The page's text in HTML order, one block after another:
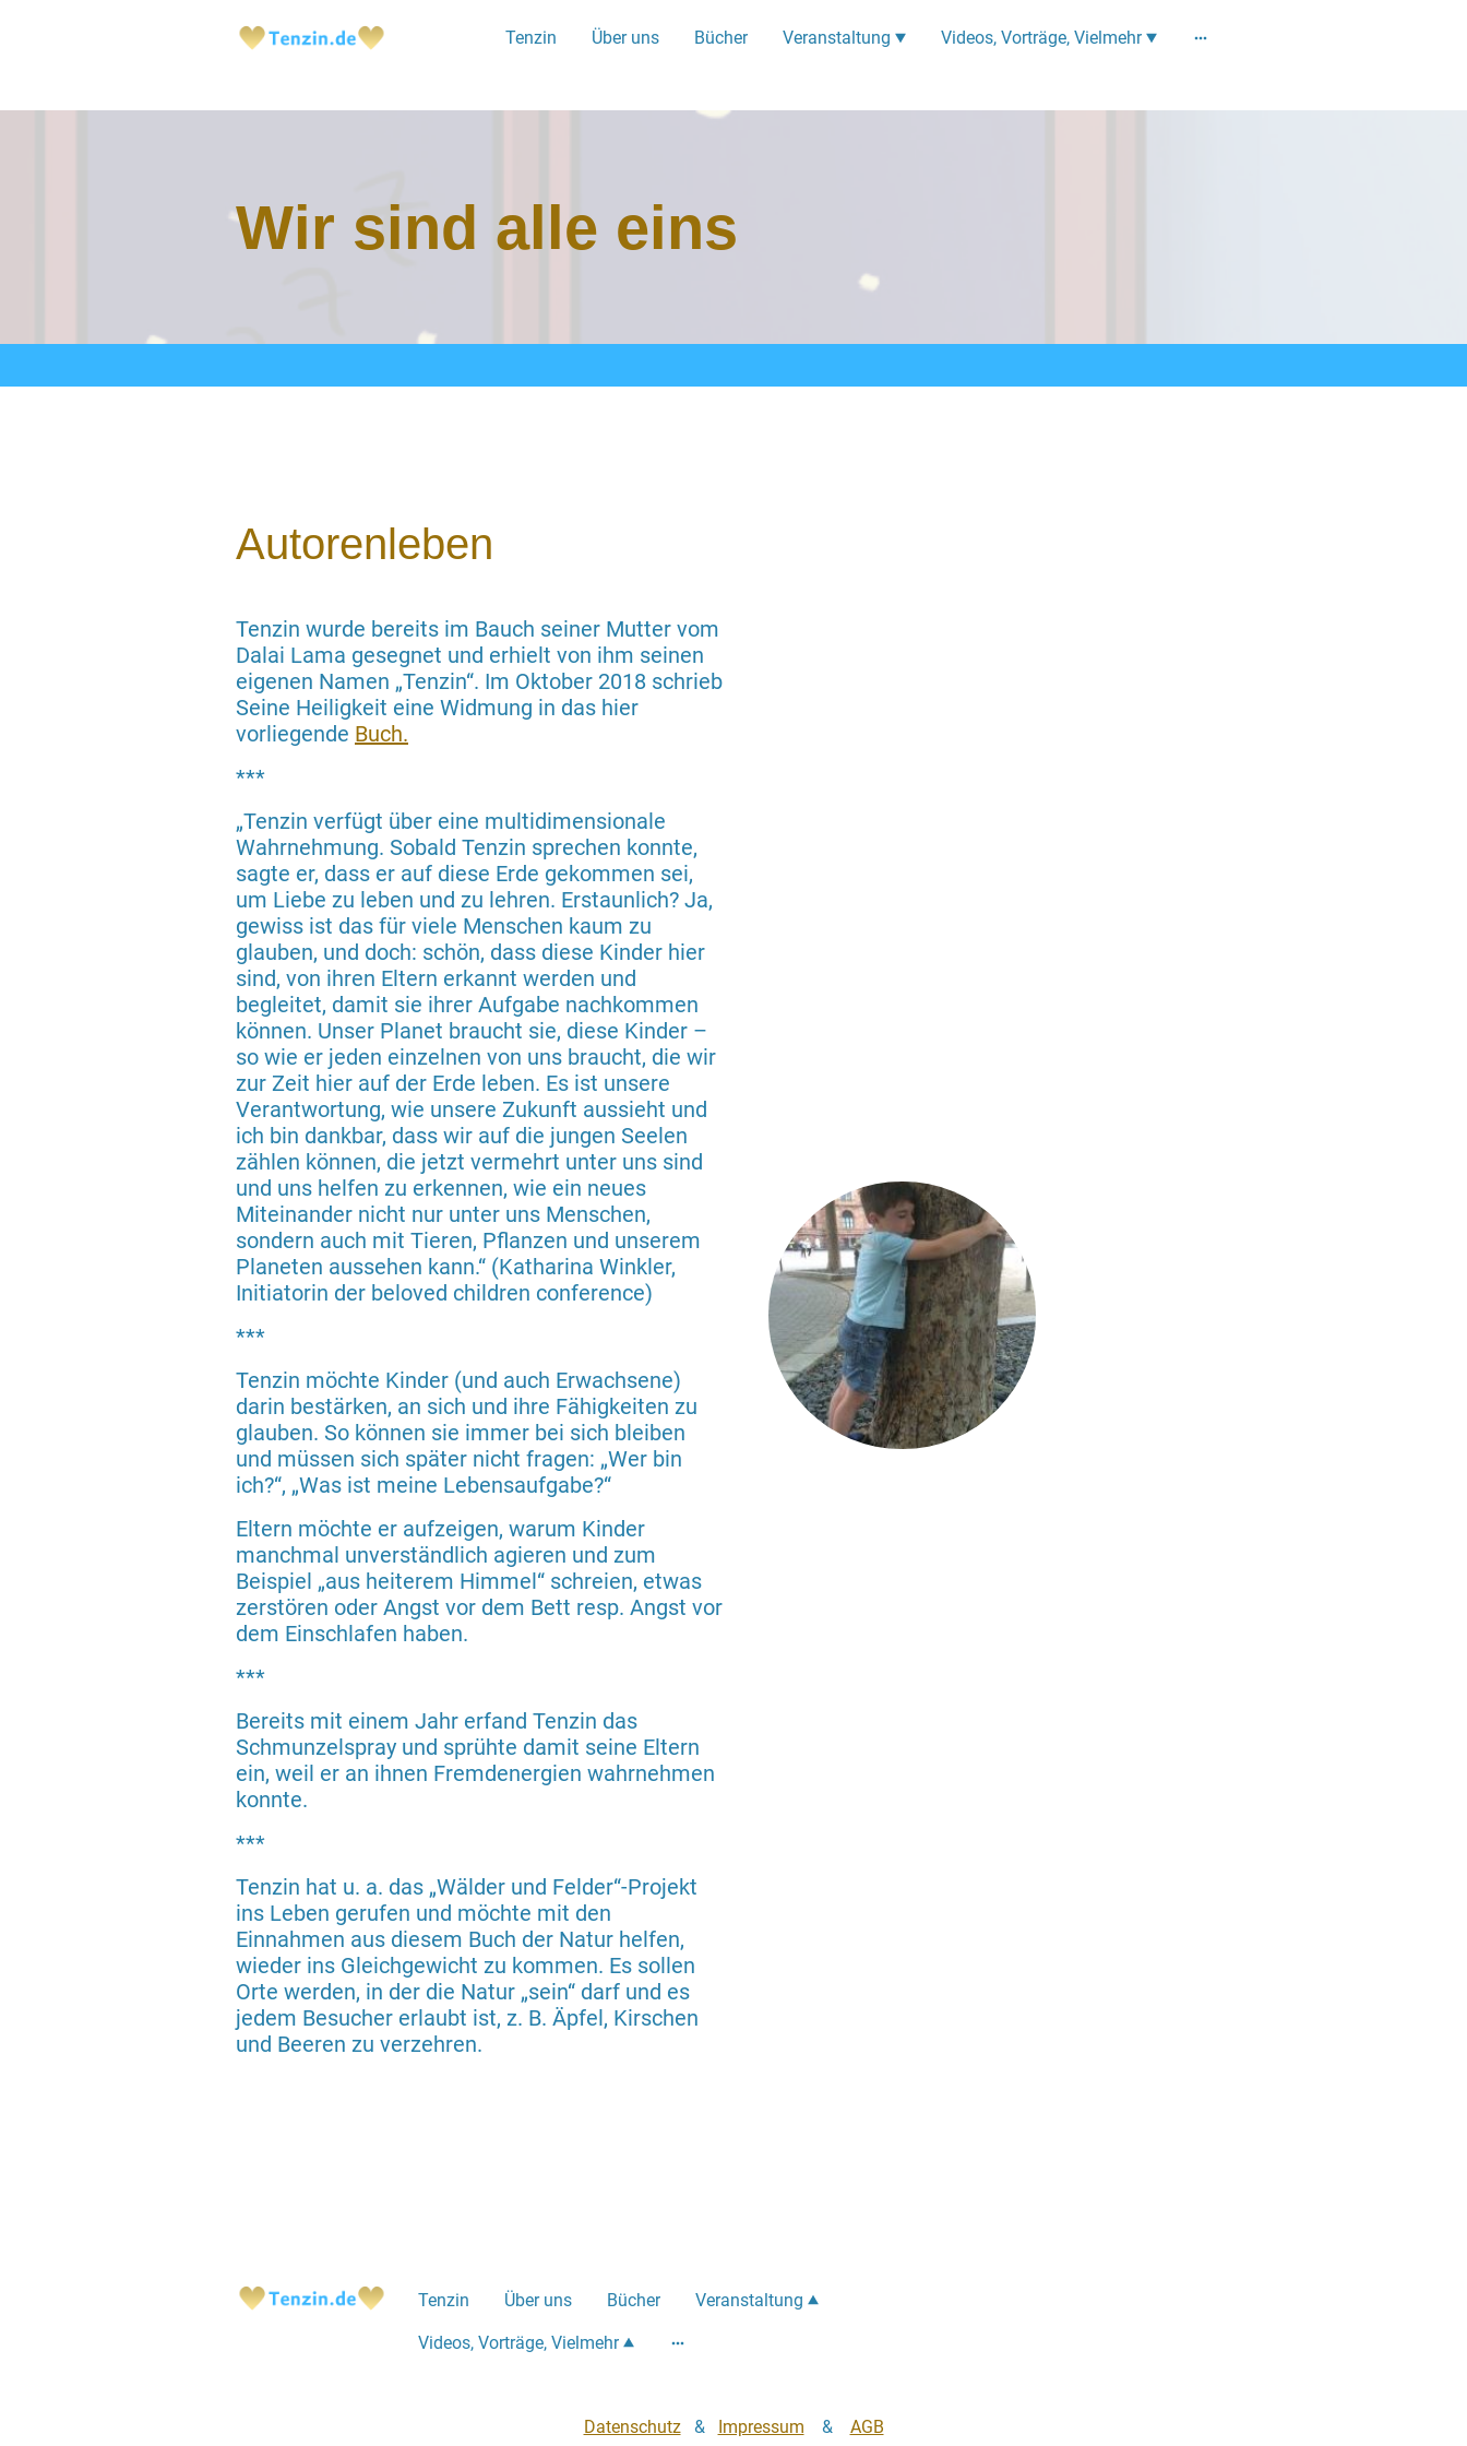
Tenzin Über uns Bücher Veranstaltung Videos, Vorträge, Vielmehr
Wir sind alle eins
Autorenleben
Tenzin wurde bereits im Bauch seiner Mutter vom
Dalai Lama gesegnet und erhielt von ihm seinen
eigenen Namen „Tenzin“. Im Oktober 2018 schrieb
Seine Heiligkeit eine Widmung in das hier
vorliegende Buch.
***
„Tenzin verfügt über eine multidimensionale
Wahrnehmung. Sobald Tenzin sprechen konnte,
sagte er, dass er auf diese Erde gekommen sei,
um Liebe zu leben und zu lehren. Erstaunlich? Ja,
gewiss ist das für viele Menschen kaum zu
glauben, und doch: schön, dass diese Kinder hier
sind, von ihren Eltern erkannt werden und
begleitet, damit sie ihrer Aufgabe nachkommen
können. Unser Planet braucht sie, diese Kinder –
so wie er jeden einzelnen von uns braucht, die wir
zur Zeit hier auf der Erde leben. Es ist unsere
Verantwortung, wie unsere Zukunft aussieht und
ich bin dankbar, dass wir auf die jungen Seelen
zählen können, die jetzt vermehrt unter uns sind
und uns helfen zu erkennen, wie ein neues
Miteinander nicht nur unter uns Menschen,
sondern auch mit Tieren, Pflanzen und unserem
Planeten aussehen kann.“ (Katharina Winkler,
Initiatorin der beloved children conference)
***
Tenzin möchte Kinder (und auch Erwachsene)
darin bestärken, an sich und ihre Fähigkeiten zu
glauben. So können sie immer bei sich bleiben
und müssen sich später nicht fragen: „Wer bin
ich?“, „Was ist meine Lebensaufgabe?“
Eltern möchte er aufzeigen, warum Kinder
manchmal unverständlich agieren und zum
Beispiel „aus heiterem Himmel“ schreien, etwas
zerstören oder Angst vor dem Bett resp. Angst vor
dem Einschlafen haben.
***
Bereits mit einem Jahr erfand Tenzin das
Schmunzelspray und sprühte damit seine Eltern
ein, weil er an ihnen Fremdenergien wahrnehmen
konnte.
***
Tenzin hat u. a. das „Wälder und Felder“-Projekt
ins Leben gerufen und möchte mit den
Einnahmen aus diesem Buch der Natur helfen,
wieder ins Gleichgewicht zu kommen. Es sollen
Orte werden, in der die Natur „sein“ darf und es
jedem Besucher erlaubt ist, z. B. Äpfel, Kirschen
und Beeren zu verzehren.
Tenzin Über uns Bücher Veranstaltung
Videos, Vorträge, Vielmehr
Datenschutz& Impressum & AGB